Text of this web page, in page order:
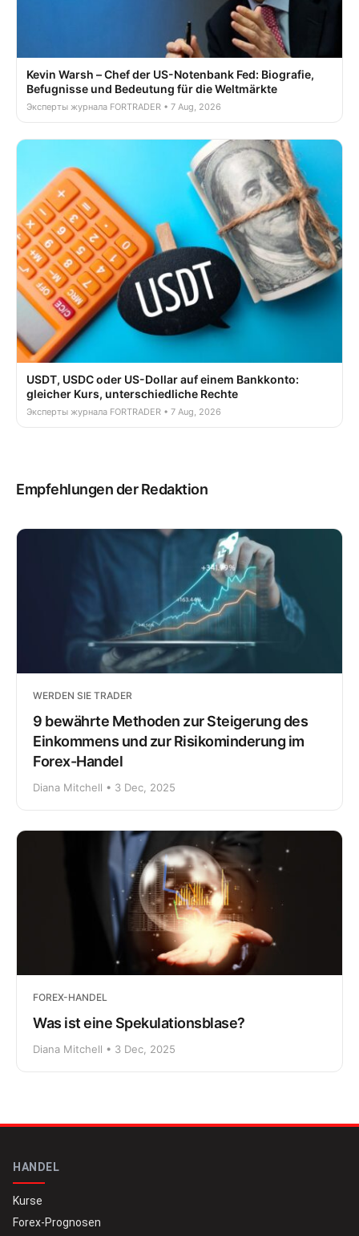
Kevin Warsh – Chef der US-Notenbank Fed: Biografie,
Befugnisse und Bedeutung für die Weltmärkte
Эксперты журнала FORTRADER • 7 Aug, 2026
USDT, USDC oder US-Dollar auf einem Bankkonto:
gleicher Kurs, unterschiedliche Rechte
Эксперты журнала FORTRADER • 7 Aug, 2026
Empfehlungen der Redaktion
WERDEN SIE TRADER
9 bewährte Methoden zur Steigerung des
Einkommens und zur Risikominderung im
Forex-Handel
Diana Mitchell • 3 Dec, 2025
FOREX-HANDEL
Was ist eine Spekulationsblase?
Diana Mitchell • 3 Dec, 2025
HANDEL
Kurse
Forex-Prognosen